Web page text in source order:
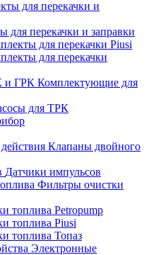
перекачки и заправки
для перекачки Piusi
для перекачки
Комплектующие для
для ТРК
Клапаны двойного
Датчики импульсов
Фильтры очистки
топлива Petropump
топлива Piusi
топлива Топаз
Электронные